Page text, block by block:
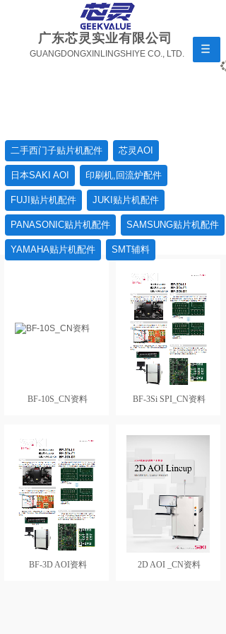
GUANGDONGXINLINGSHIYE CO., LTD.
广东芯灵实业有限公司
二手西门子贴片机配件 芯灵AOI
日本SAKI AOI 印刷机,回流炉配件
FUJI贴片机配件 JUKI贴片机配件
PANASONIC贴片机配件 SAMSUNG贴片机配件
YAMAHA贴片机配件 SMT辅料
BF-10S_CN资料 BF-3Si SPI_CN资料
BF-3D AOI资料 2D AOI _CN资料